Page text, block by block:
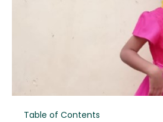
Table of Contents